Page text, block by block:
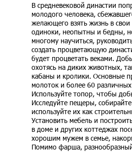
В средневековой династии
молодого человека,
желающего взять жизнь в
одиноки, неопытны и бедны,
многому научиться,
создать процветающую
будет процветать веками.
охотясь на диких животных,
кабаны и кролики. Основные
молоток и более 60
Используйте топор, чтобы
Исследуйте пещеры,
используйте их как
Установить мебель и
в доме и других коттеджах
хорошим мужем в семье,
Помимо фарша,